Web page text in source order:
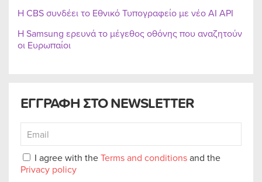
ΕΓΓΡΑΦΗ ΣΤΟ NEWSLETTER
I agree with theTerms and conditionsand the
Privacy policy
Η CBS συνδέει το Εθνικό Τυπογραφείο με νέο AI API
Η Samsung ερευνά το μέγεθος οθόνης που αναζητούν
οι Ευρωπαίοι